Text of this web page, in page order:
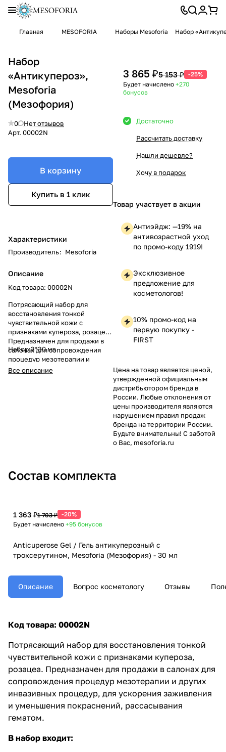
Главная MESOFORIA Наборы Mesoforia Набор
Набор
«Антикупероз»,
Mesoforia
(Мезофория)
0
Нет отзывов
Арт. 00002N
В корзину
Купить в 1 клик
Характеристики
Производитель: Mesoforia
Описание
Код товара: 00002N
Потрясающий набор для
восстановления тонкой
чувствительной кожи с
признаками купероза, розацеа.
Предназначен для продажи в
салонах для сопровождения
процедур мезотерапии и
других инвазивных процедур,
Набор:3*30 мл
Все описание
3 865 ₽5 153 ₽ -25%
Будет начислено +270
бонусов
Достаточно
Рассчитать доставку
Нашли дешевле?
Хочу в подарок
Товар участвует в акции
Антиэйдж: —19% на
антивозрастной уход
по промо-коду 1919!
Эксклюзивное
предложение для
косметологов!
10% промо-код на
первую покупку -
FIRST
Цена на товар является ценой,
утвержденной официальным
дистрибьютором бренда в
России. Любые отклонения от
цены производителя являются
нарушением правил продаж
бренда на территории России.
Будьте внимательны! С заботой
о Вас, mesoforia.ru
Состав комплекта
1 363 ₽1 703 ₽ -20%
Будет начислено +95 бонусов
Anticuperose Gel / Гель антикуперозный с
троксерутином, Mesoforia (Мезофория) - 30 мл
Описание Вопрос косметологу Отзывы
Код товара: 00002N
Потрясающий набор для восстановления тонкой
чувствительной кожи с признаками купероза,
розацеа. Предназначен для продажи в салонах для
сопровождения процедур мезотерапии и других
инвазивных процедур, для ускорения заживления
и уменьшения покраснений, рассасывания
гематом.
В набор входит: